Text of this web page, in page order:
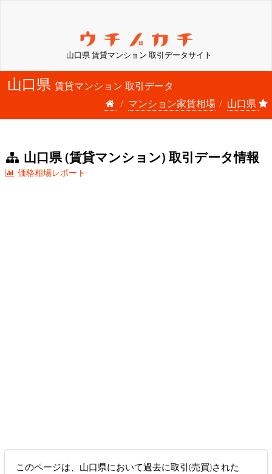
山口県 賃貸マンション 取引データサイト
山口県 賃貸マンション 取引データ
マンション家賃相場
山口県
山口県 (賃貸マンション) 取引データ情報
価格相場レポート
このページは、山口県において過去に取引(売買)された